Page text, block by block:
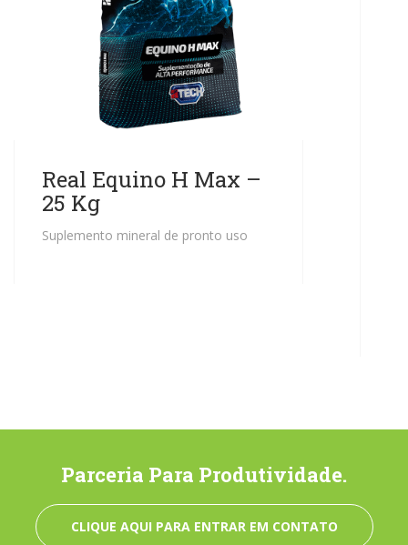
Real Equino H Max –
25 Kg
Suplemento mineral de pronto uso
Parceria Para Produtividade.
CLIQUE AQUI PARA ENTRAR EM CONTATO